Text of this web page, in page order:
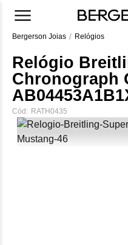
Bergerson Joias Relógios
Relógio
Chronograph
Cód: RATH0435